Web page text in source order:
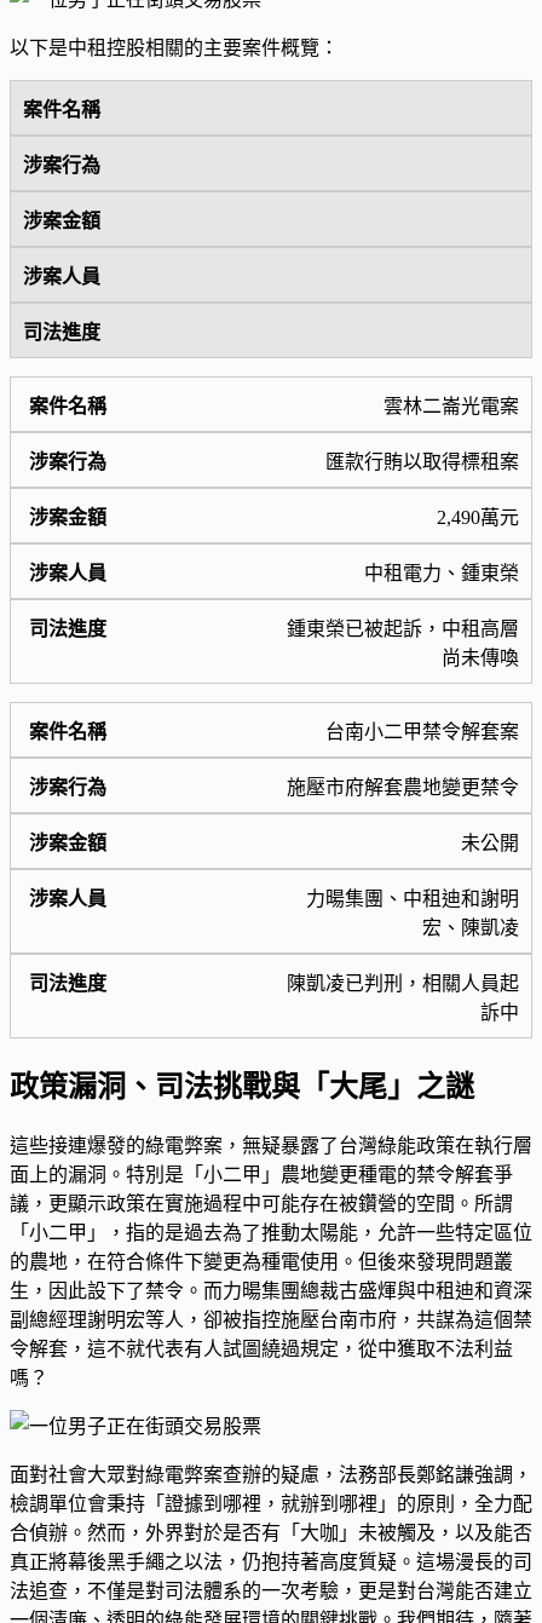
以下是中租控股相關的主要案件概覽：
案件名稱
涉案行為
涉案金額
涉案人員
司法進度
雲林二崙光電案
匯款行賄以取得標租案
2,490萬元
中租電力、鍾東榮
鍾東榮已被起訴，中租高層
尚未傳喚
台南小二甲禁令解套案
施壓市府解套農地變更禁令
未公開
力暘集團、中租迪和謝明
宏、陳凱凌
陳凱凌已判刑，相關人員起
訴中
政策漏洞、司法挑戰與「大尾」之謎
這些接連爆發的綠電弊案，無疑暴露了台灣綠能政策在執行層
面上的漏洞。特別是「小二甲」農地變更種電的禁令解套爭
議，更顯示政策在實施過程中可能存在被鑽營的空間。所謂
「小二甲」，指的是過去為了推動太陽能，允許一些特定區位
的農地，在符合條件下變更為種電使用。但後來發現問題叢
生，因此設下了禁令。而力暘集團總裁古盛煇與中租迪和資深
副總經理謝明宏等人，卻被指控施壓台南市府，共謀為這個禁
令解套，這不就代表有人試圖繞過規定，從中獲取不法利益
嗎？
面對社會大眾對綠電弊案查辦的疑慮，法務部長鄭銘謙強調，
檢調單位會秉持「證據到哪裡，就辦到哪裡」的原則，全力配
合偵辦。然而，外界對於是否有「大咖」未被觸及，以及能否
真正將幕後黑手繩之以法，仍抱持著高度質疑。這場漫長的司
法追查，不僅是對司法體系的一次考驗，更是對台灣能否建立